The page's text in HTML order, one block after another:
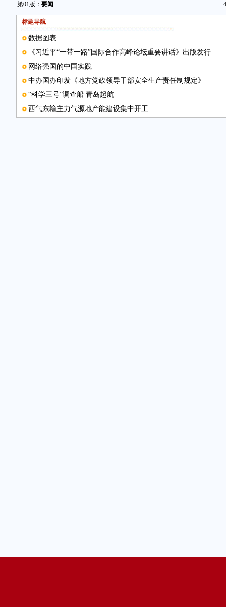
第01版： 要闻 4
标题导航
数据图表
《习近平“一带一路”国际合作高峰论坛重要讲话》出版发行
网络强国的中国实践
中办国办印发《地方党政领导干部安全生产责任制规定》
“科学三号”调查船 青岛起航
西气东输主力气源地产能建设集中开工